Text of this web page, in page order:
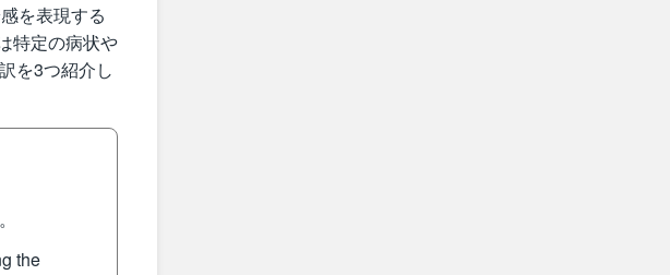
を表現する
特定の病状や
を3つ紹介し
the